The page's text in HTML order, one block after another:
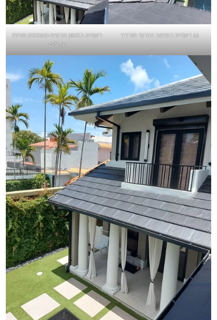
גג רעפים בעיצוב הנדסי מודרני
רעפים במגוון צבעים וסגנונות צורות
וגדלים